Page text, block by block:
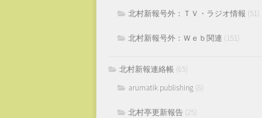
北村新報号外：ＴＶ・ラジオ情報 (51)
北村新報号外：Ｗｅｂ関連 (151)
北村新報連絡帳 (65)
arumatik publishing (8)
北村亭更新報告 (25)